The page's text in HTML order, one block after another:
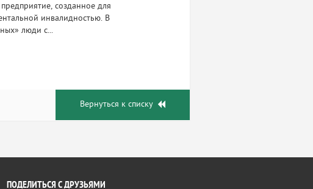
созданное для
инвалидностью. В
люди с...
Вернуться к списку
ПОДЕЛИТЬСЯ С ДРУЗЬЯМИ